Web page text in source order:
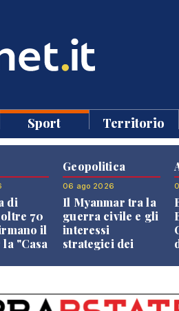
Sport Territorio
di
70
il
"Casa
Geopolitica
06 ago 2026
Il Myanmar tra la
guerra civile e gli
interessi
strategici dei